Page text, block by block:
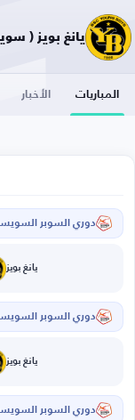
يانغ بويز ( سويسرا )
المباريات الأخبار
دوري السوبر
يانغ بويز
دوري السوبر
يانغ بويز
دوري السوبر